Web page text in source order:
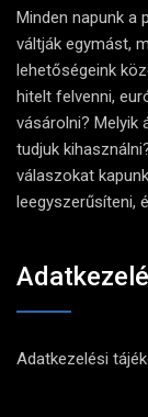
Minden napunk a
váltják egymást,
lehetőségeink
hitelt felvenni,
vásárolni? Melyik
tudjuk
válaszokat
leegyszerűsíteni,
Adatkezelési